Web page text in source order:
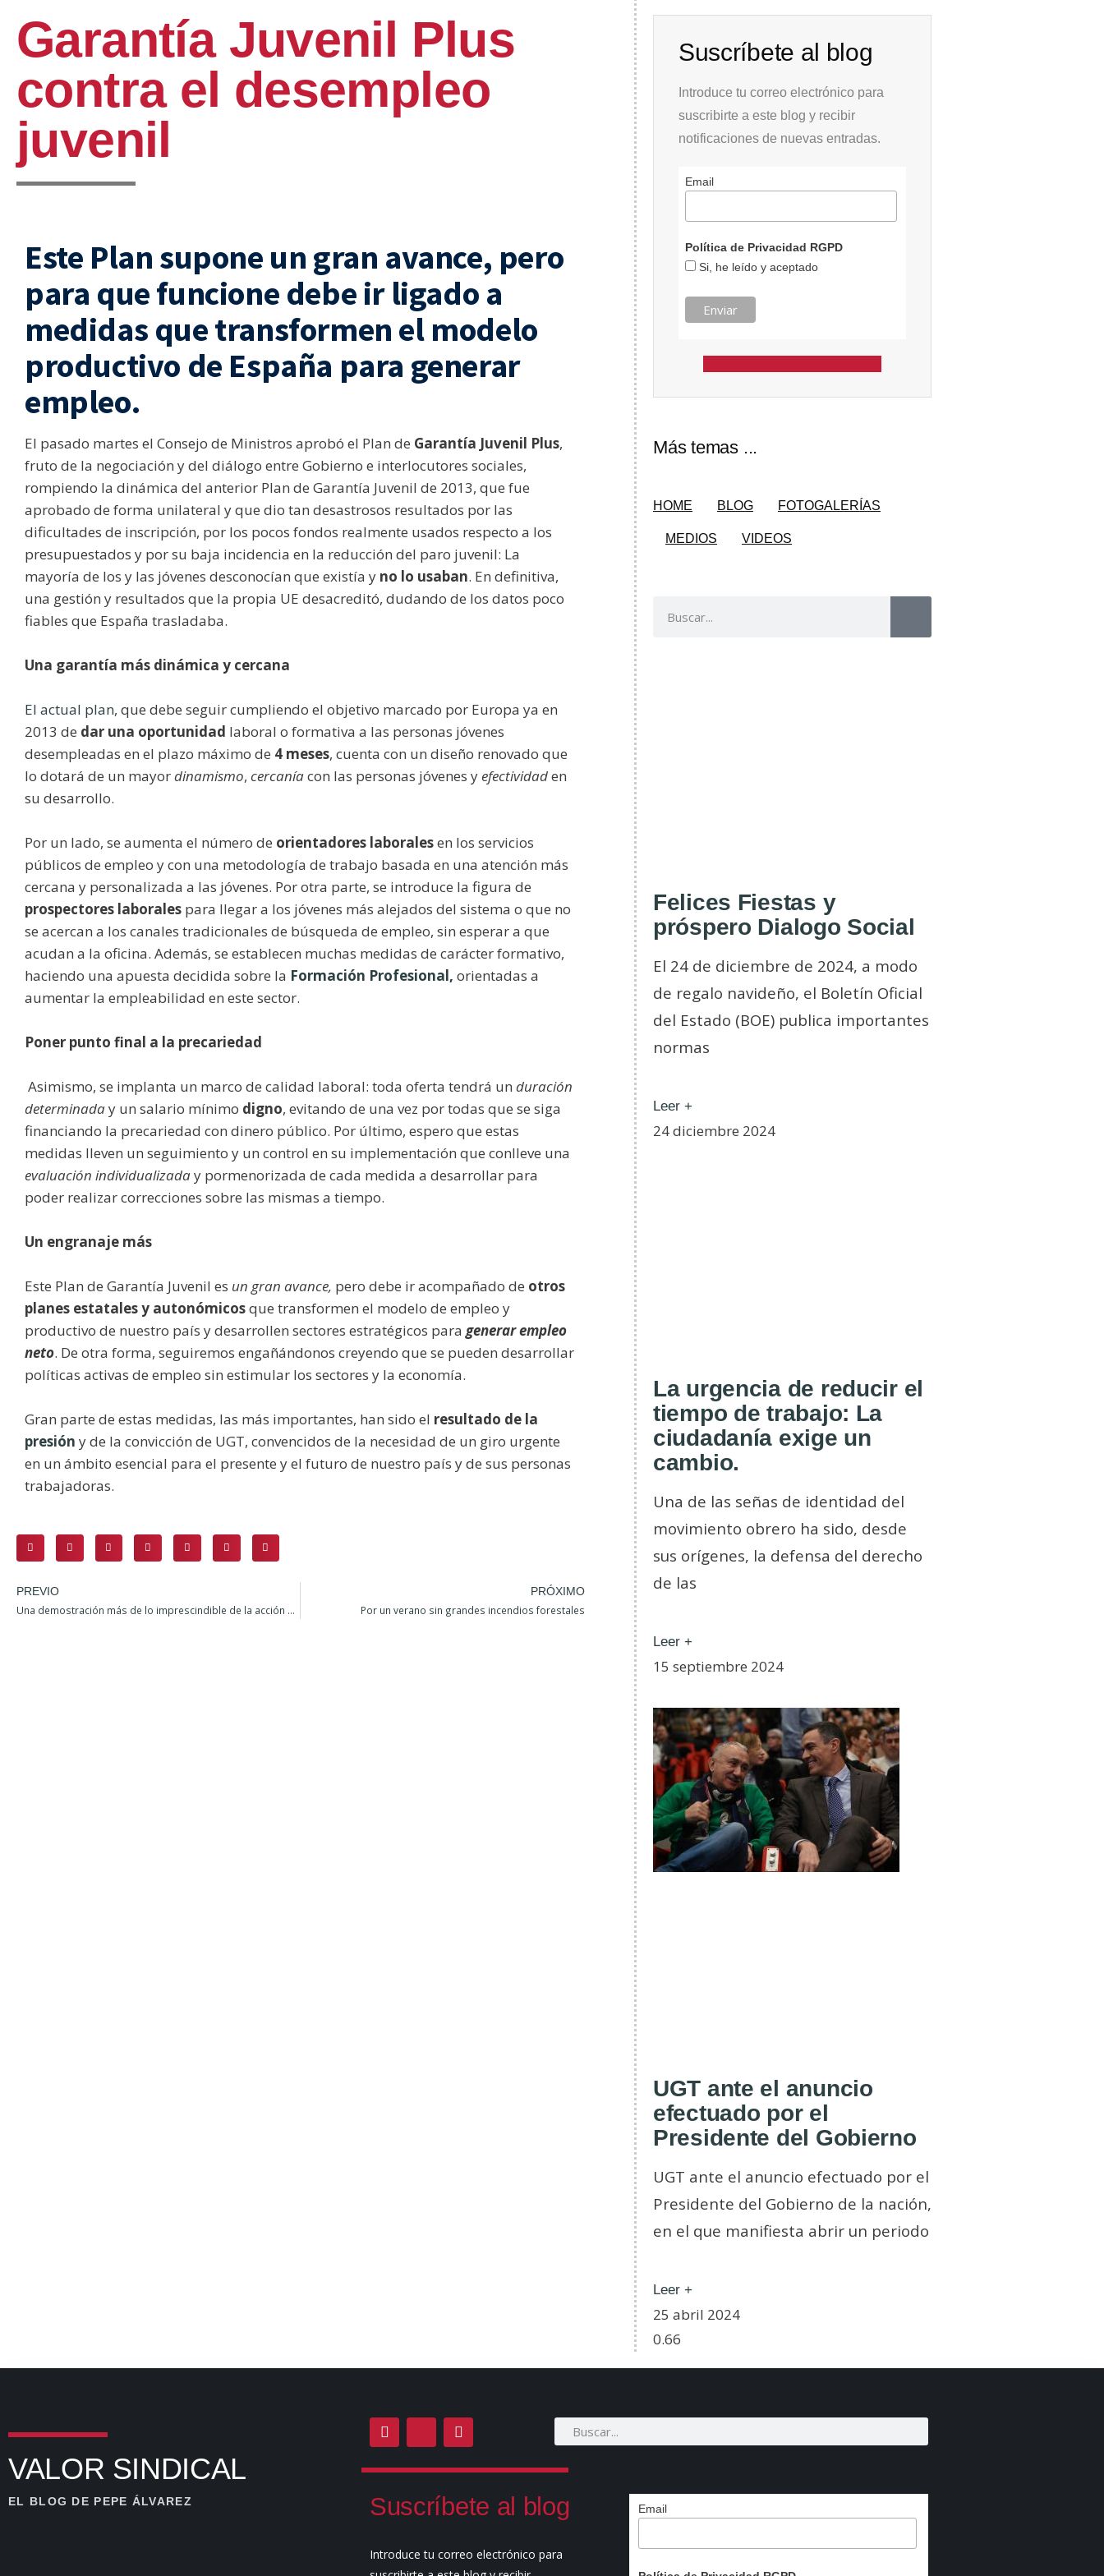
Garantía Juvenil Plus
contra el desempleo
juvenil
Este Plan supone un gran avance, pero
para que funcione debe ir ligado a
medidas que transformen el modelo
productivo de España para generar
empleo.
El pasado martes el Consejo de Ministros aprobó el Plan de Garantía Juvenil Plus,
fruto de la negociación y del diálogo entre Gobierno e interlocutores sociales,
rompiendo la dinámica del anterior Plan de Garantía Juvenil de 2013, que fue
aprobado de forma unilateral y que dio tan desastrosos resultados por las
dificultades de inscripción, por los pocos fondos realmente usados respecto a los
presupuestados y por su baja incidencia en la reducción del paro juvenil: La
mayoría de los y las jóvenes desconocían que existía y no lo usaban. En definitiva,
una gestión y resultados que la propia UE desacreditó, dudando de los datos poco
fiables que España trasladaba.
Una garantía más dinámica y cercana
El actual plan, que debe seguir cumpliendo el objetivo marcado por Europa ya en
2013 de dar una oportunidad laboral o formativa a las personas jóvenes
desempleadas en el plazo máximo de 4 meses, cuenta con un diseño renovado que
lo dotará de un mayordinamismo, cercaníacon las personas jóvenes yefectividaden
su desarrollo.
Por un lado, se aumenta el número de orientadores laboralesen los servicios
públicos de empleo y con una metodología de trabajo basada en una atención más
cercana y personalizada a las jóvenes. Por otra parte, se introduce la figura de
prospectores laborales para llegar a los jóvenes más alejados del sistema o que no
se acercan a los canales tradicionales de búsqueda de empleo, sin esperar a que
acudan a la oficina. Además, se establecen muchas medidas de carácter formativo,
haciendo una apuesta decidida sobre la Formación Profesional, orientadas a
aumentar la empleabilidad en este sector.
Poner punto final a la precariedad
Asimismo, se implanta un marco de calidad laboral: toda oferta tendrá un duración
determinaday un salario mínimo digno, evitando de una vez por todas que se siga
financiando la precariedad con dinero público. Por último, espero que estas
medidas lleven un seguimiento y un control en su implementación que conlleve una
evaluación individualizaday pormenorizada de cada medida a desarrollar para
poder realizar correcciones sobre las mismas a tiempo.
Un engranaje más
Este Plan de Garantía Juvenil es un gran avance, pero debe ir acompañado de otros
planes estatales y autonómicosque transformen el modelo de empleo y
productivo de nuestro país y desarrollen sectores estratégicos para generar empleo
neto. De otra forma, seguiremos engañándonos creyendo que se pueden desarrollar
políticas activas de empleo sin estimular los sectores y la economía.
Gran parte de estas medidas, las más importantes, han sido el resultado de la
presión y de la convicción de UGT, convencidos de la necesidad de un giro urgente
en un ámbito esencial para el presente y el futuro de nuestro país y de sus personas
trabajadoras.
PREVIO
Una demostración más de lo imprescindible de la acción sindical: caso BBVA
PRÓXIMO
Por un verano sin grandes incendios forestales
Suscríbete al blog
Introduce tu correo electrónico para
suscribirte a este blog y recibir
notificaciones de nuevas entradas.
Email
Política de Privacidad RGPD
Si, he leído y aceptado
Más temas ...
HOME BLOG FOTOGALERÍAS
MEDIOS VIDEOS
Felices Fiestas y
próspero Dialogo Social
El 24 de diciembre de 2024, a modo
de regalo navideño, el Boletín Oficial
del Estado (BOE) publica importantes
normas
Leer +
24 diciembre 2024
La urgencia de reducir el
tiempo de trabajo: La
ciudadanía exige un
cambio.
Una de las señas de identidad del
movimiento obrero ha sido, desde
sus orígenes, la defensa del derecho
de las
Leer +
15 septiembre 2024
UGT ante el anuncio
efectuado por el
Presidente del Gobierno
UGT ante el anuncio efectuado por el
Presidente del Gobierno de la nación,
en el que manifiesta abrir un periodo
Leer +
25 abril 2024
VALOR SINDICAL
EL BLOG DE PEPE ÁLVAREZ Suscríbete al blog
Introduce tu correo electrónico para
Email